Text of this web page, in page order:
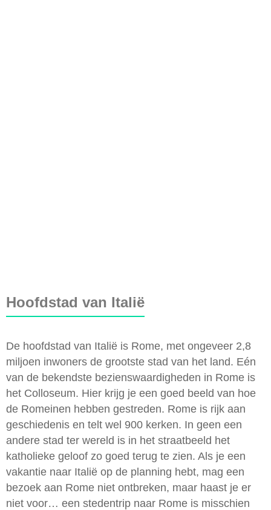
Hoofdstad van Italië
De hoofdstad van Italië is Rome, met ongeveer 2,8
miljoen inwoners de grootste stad van het land. Eén
van de bekendste bezienswaardigheden in Rome is
het Colloseum. Hier krijg je een goed beeld van hoe
de Romeinen hebben gestreden. Rome is rijk aan
geschiedenis en telt wel 900 kerken. In geen een
andere stad ter wereld is in het straatbeeld het
katholieke geloof zo goed terug te zien. Als je een
vakantie naar Italië op de planning hebt, mag een
bezoek aan Rome niet ontbreken, maar haast je er
niet voor… een stedentrip naar Rome is misschien